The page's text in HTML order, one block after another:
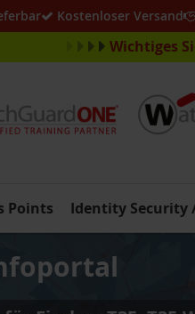
Wichtiges
Kostenloser Versand
Points Identity Security